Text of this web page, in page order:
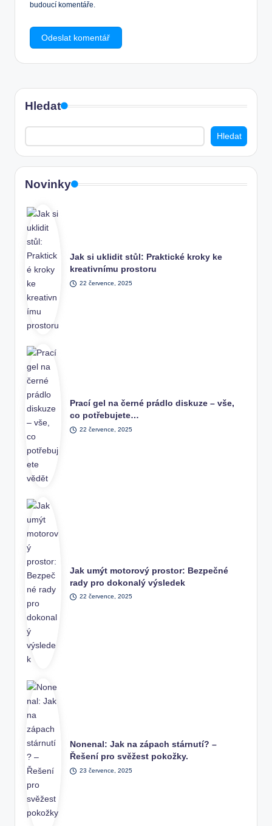
budoucí komentáře.
Hledat
Hledat
Novinky
Jak si uklidit stůl: Praktické kroky ke
kreativnímu prostoru
22 července, 2025
Prací gel na černé prádlo diskuze – vše,
co potřebujete…
22 července, 2025
Jak umýt motorový prostor: Bezpečné
rady pro dokonalý výsledek
22 července, 2025
Nonenal: Jak na zápach stárnutí? –
Řešení pro svěžest pokožky.
23 července, 2025